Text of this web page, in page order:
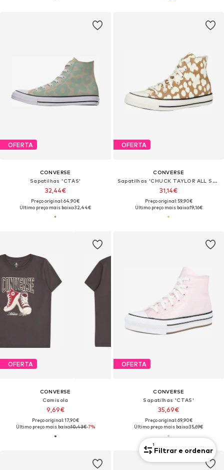
OFERTA
CONVERSE
Sapatilhas 'CTAS'
32,44€
Preço original: 64,90€
Último preço mais baixo:32,44€
OFERTA
CONVERSE
Sapatilhas 'CHUCK TAYLOR ALL STAR'
31,14€
Preço original: 59,90€
Último preço mais baixo:19,16€
OFERTA
CONVERSE
Camisola
9,69€
Preço original: 17,90€
Último preço mais baixo:10,43€-7%
OFERTA
CONVERSE
Sapatilhas 'CTAS'
35,69€
Preço original: 69,90€
Último preço mais baixo:35,69€
1
Filtrar e ordenar